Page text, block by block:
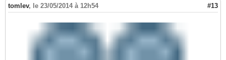
tomlev, le 23/05/2014 à 12h54 #13